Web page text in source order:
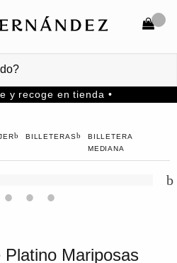
COMPRAR
y recoge en tienda •
BILLETERAS
BILLETERA
MEDIANA
Platino Mariposas